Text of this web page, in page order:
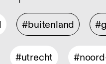
#buitenland
#utrecht